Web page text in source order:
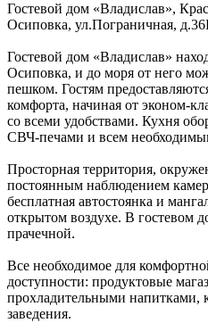
Гостевой дом «Владислав»,
Осиповка, ул.Пограничная,
Гостевой дом «Владислав»
Осиповка, и до моря от него
пешком. Гостям
комфорта, начиная от эконом-
со всеми удобствами. Кухня
СВЧ-печами и всем
Просторная территория,
постоянным наблюдением
бесплатная автостоянка и
открытом воздухе. В гостевом
прачечной.
Все необходимое для
доступности: продуктовые
прохладительными напитками,
заведения.